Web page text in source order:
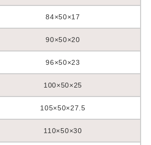
84×50×17
90×50×20
96×50×23
100×50×25
105×50×27.5
110×50×30